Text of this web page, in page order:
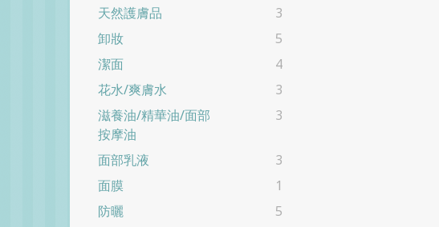
天然護膚品
3
卸妝
5
潔面
4
花水/爽膚水
3
滋養油/精華油/面部
按摩油
3
面部乳液
3
面膜
1
防曬
5